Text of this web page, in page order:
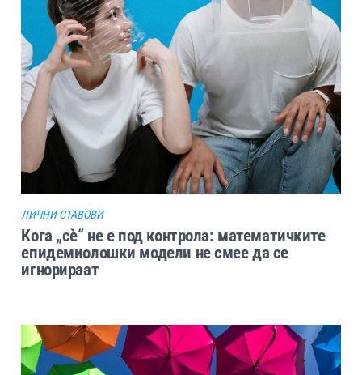
ЛИЧНИ СТАВОВИ
Кога „сѐ“ не е под контрола: математичките
епидемиолошки модели не смее да се
игнорираат